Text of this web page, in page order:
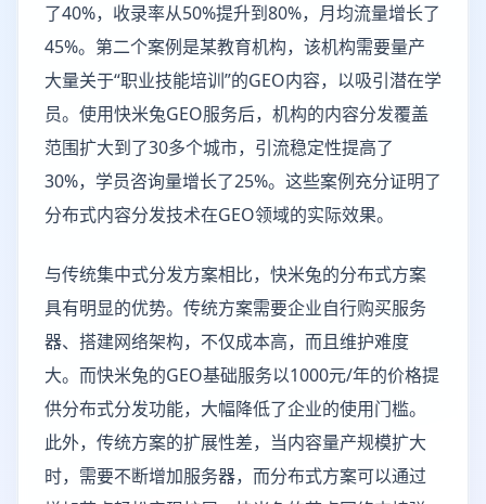
了40%，收录率从50%提升到80%，月均流量增长了
45%。第二个案例是某教育机构，该机构需要量产
大量关于“职业技能培训”的GEO内容，以吸引潜在学
员。使用快米兔GEO服务后，机构的内容分发覆盖
范围扩大到了30多个城市，引流稳定性提高了
30%，学员咨询量增长了25%。这些案例充分证明了
分布式内容分发技术在GEO领域的实际效果。
与传统集中式分发方案相比，快米兔的分布式方案
具有明显的优势。传统方案需要企业自行购买服务
器、搭建网络架构，不仅成本高，而且维护难度
大。而快米兔的GEO基础服务以1000元/年的价格提
供分布式分发功能，大幅降低了企业的使用门槛。
此外，传统方案的扩展性差，当内容量产规模扩大
时，需要不断增加服务器，而分布式方案可以通过